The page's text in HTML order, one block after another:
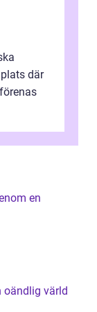
där
en
oändlig värld